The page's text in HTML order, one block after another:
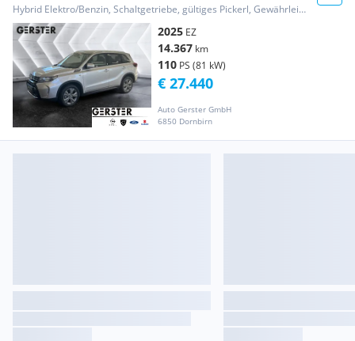
Hybrid Elektro/Benzin, Schaltgetriebe, gültiges Pickerl, Gewährleistung, Garantie
2025 EZ
14.367 km
110 PS (81 kW)
Auto Gerster GmbH
6850 Dornbirn
€ 27.440